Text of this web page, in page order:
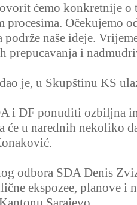
ćemo konkretnije o
procesima. Očekujemo
naše ideje.
prepucavanja i
je, u Skupštinu KS
i DF ponuditi ozbiljna
će u narednih nekoliko
odbora SDA Denis
ekspozee, planove i